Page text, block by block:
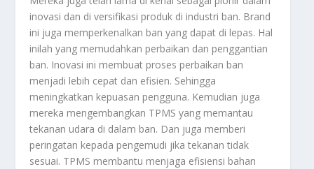
inovasi dan di versifikasi produk di industri ban. Brand
ini juga memperkenalkan ban yang dapat di lepas. Hal
inilah yang memudahkan perbaikan dan penggantian
ban. Inovasi ini membuat proses perbaikan ban
menjadi lebih cepat dan efisien. Sehingga
meningkatkan kepuasan pengguna. Kemudian juga
mereka mengembangkan TPMS yang memantau
tekanan udara di dalam ban. Dan juga memberi
peringatan kepada pengemudi jika tekanan tidak
sesuai. TPMS membantu menjaga efisiensi bahan